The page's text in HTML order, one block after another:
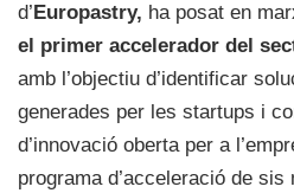
d’Europastry, ha posat en
el primer accelerador del
amb l’objectiu d’identificar
generades per les startups i
d’innovació oberta per a
programa d’acceleració de sis